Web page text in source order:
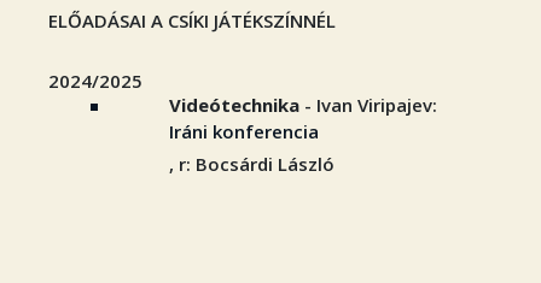
ELŐADÁSAI A CSÍKI JÁTÉKSZÍNNÉL
2024/2025
Videótechnika - Ivan Viripajev:
Iráni konferencia
, r: Bocsárdi László